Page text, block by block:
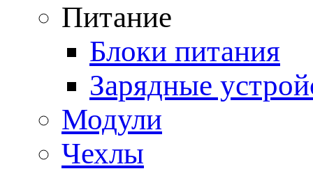
Питание
Блоки питания
Зарядные
Модули
Чехлы